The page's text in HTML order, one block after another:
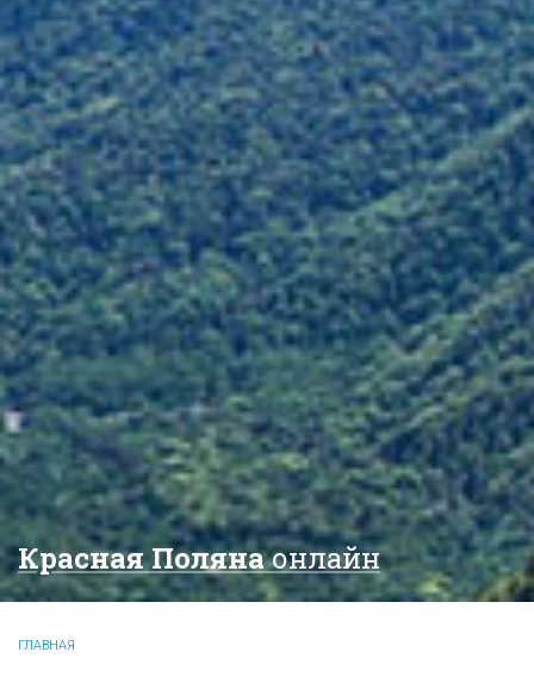
Красная Полянаонлайн
ГЛАВНАЯ